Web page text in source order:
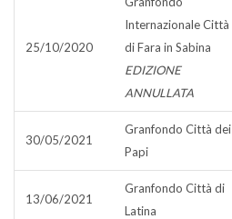
25/10/2020
Internazionale Città
di Fara in Sabina
EDIZIONE
ANNULLATA
30/05/2021
Granfondo Città dei
Papi
13/06/2021
Granfondo Città di
Latina